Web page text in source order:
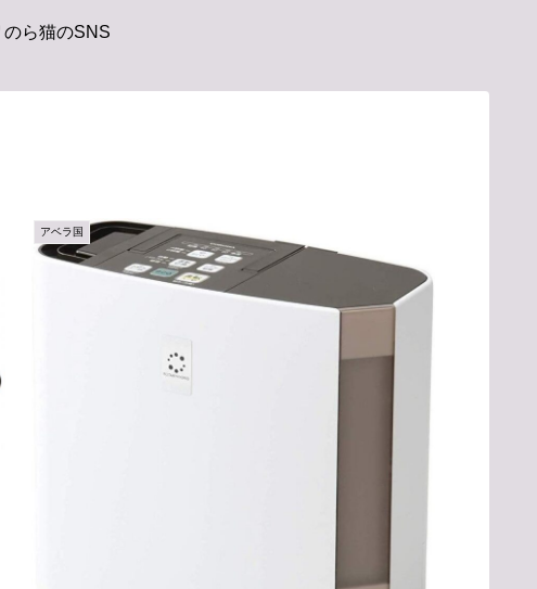
のら猫のSNS
アベラ国